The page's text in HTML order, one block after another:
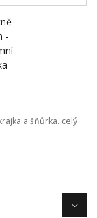
a šňůrka. celý